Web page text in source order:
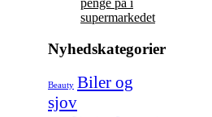
penge på i
supermarkedet
Nyhedskategorier
Beauty Biler og
sjov